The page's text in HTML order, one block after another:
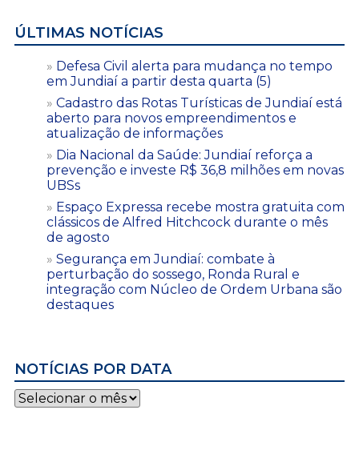
ÚLTIMAS NOTÍCIAS
Defesa Civil alerta para mudança no tempo
em Jundiaí a partir desta quarta (5)
Cadastro das Rotas Turísticas de Jundiaí está
aberto para novos empreendimentos e
atualização de informações
Dia Nacional da Saúde: Jundiaí reforça a
prevenção e investe R$ 36,8 milhões em novas
UBSs
Espaço Expressa recebe mostra gratuita com
clássicos de Alfred Hitchcock durante o mês
de agosto
Segurança em Jundiaí: combate à
perturbação do sossego, Ronda Rural e
integração com Núcleo de Ordem Urbana são
destaques
NOTÍCIAS POR DATA
Notícias
por